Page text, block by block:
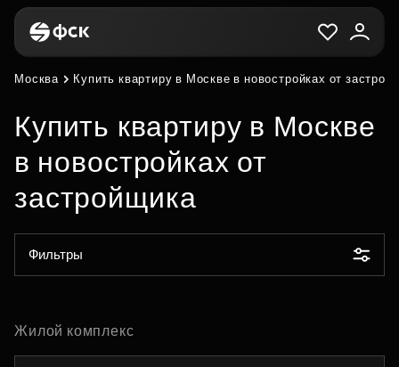
Москва Купить квартиру в Москве в новостройках от
Купить квартиру в Москве
в новостройках от
застройщика
Фильтры
Жилой комплекс